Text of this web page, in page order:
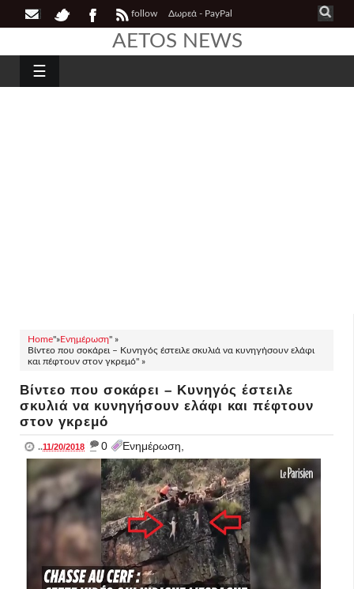
follow Δωρεά - PayPal
AETOS NEWS
☰
Home"»Ενημέρωση" »
Βίντεο που σοκάρει – Κυνηγός έστειλε σκυλιά να κυνηγήσουν ελάφι
και πέφτουν στον γκρεμό" »
Βίντεο που σοκάρει – Κυνηγός έστειλε
σκυλιά να κυνηγήσουν ελάφι και πέφτουν
στον γκρεμό
..11/20/2018 _ 0 Ενημέρωση,